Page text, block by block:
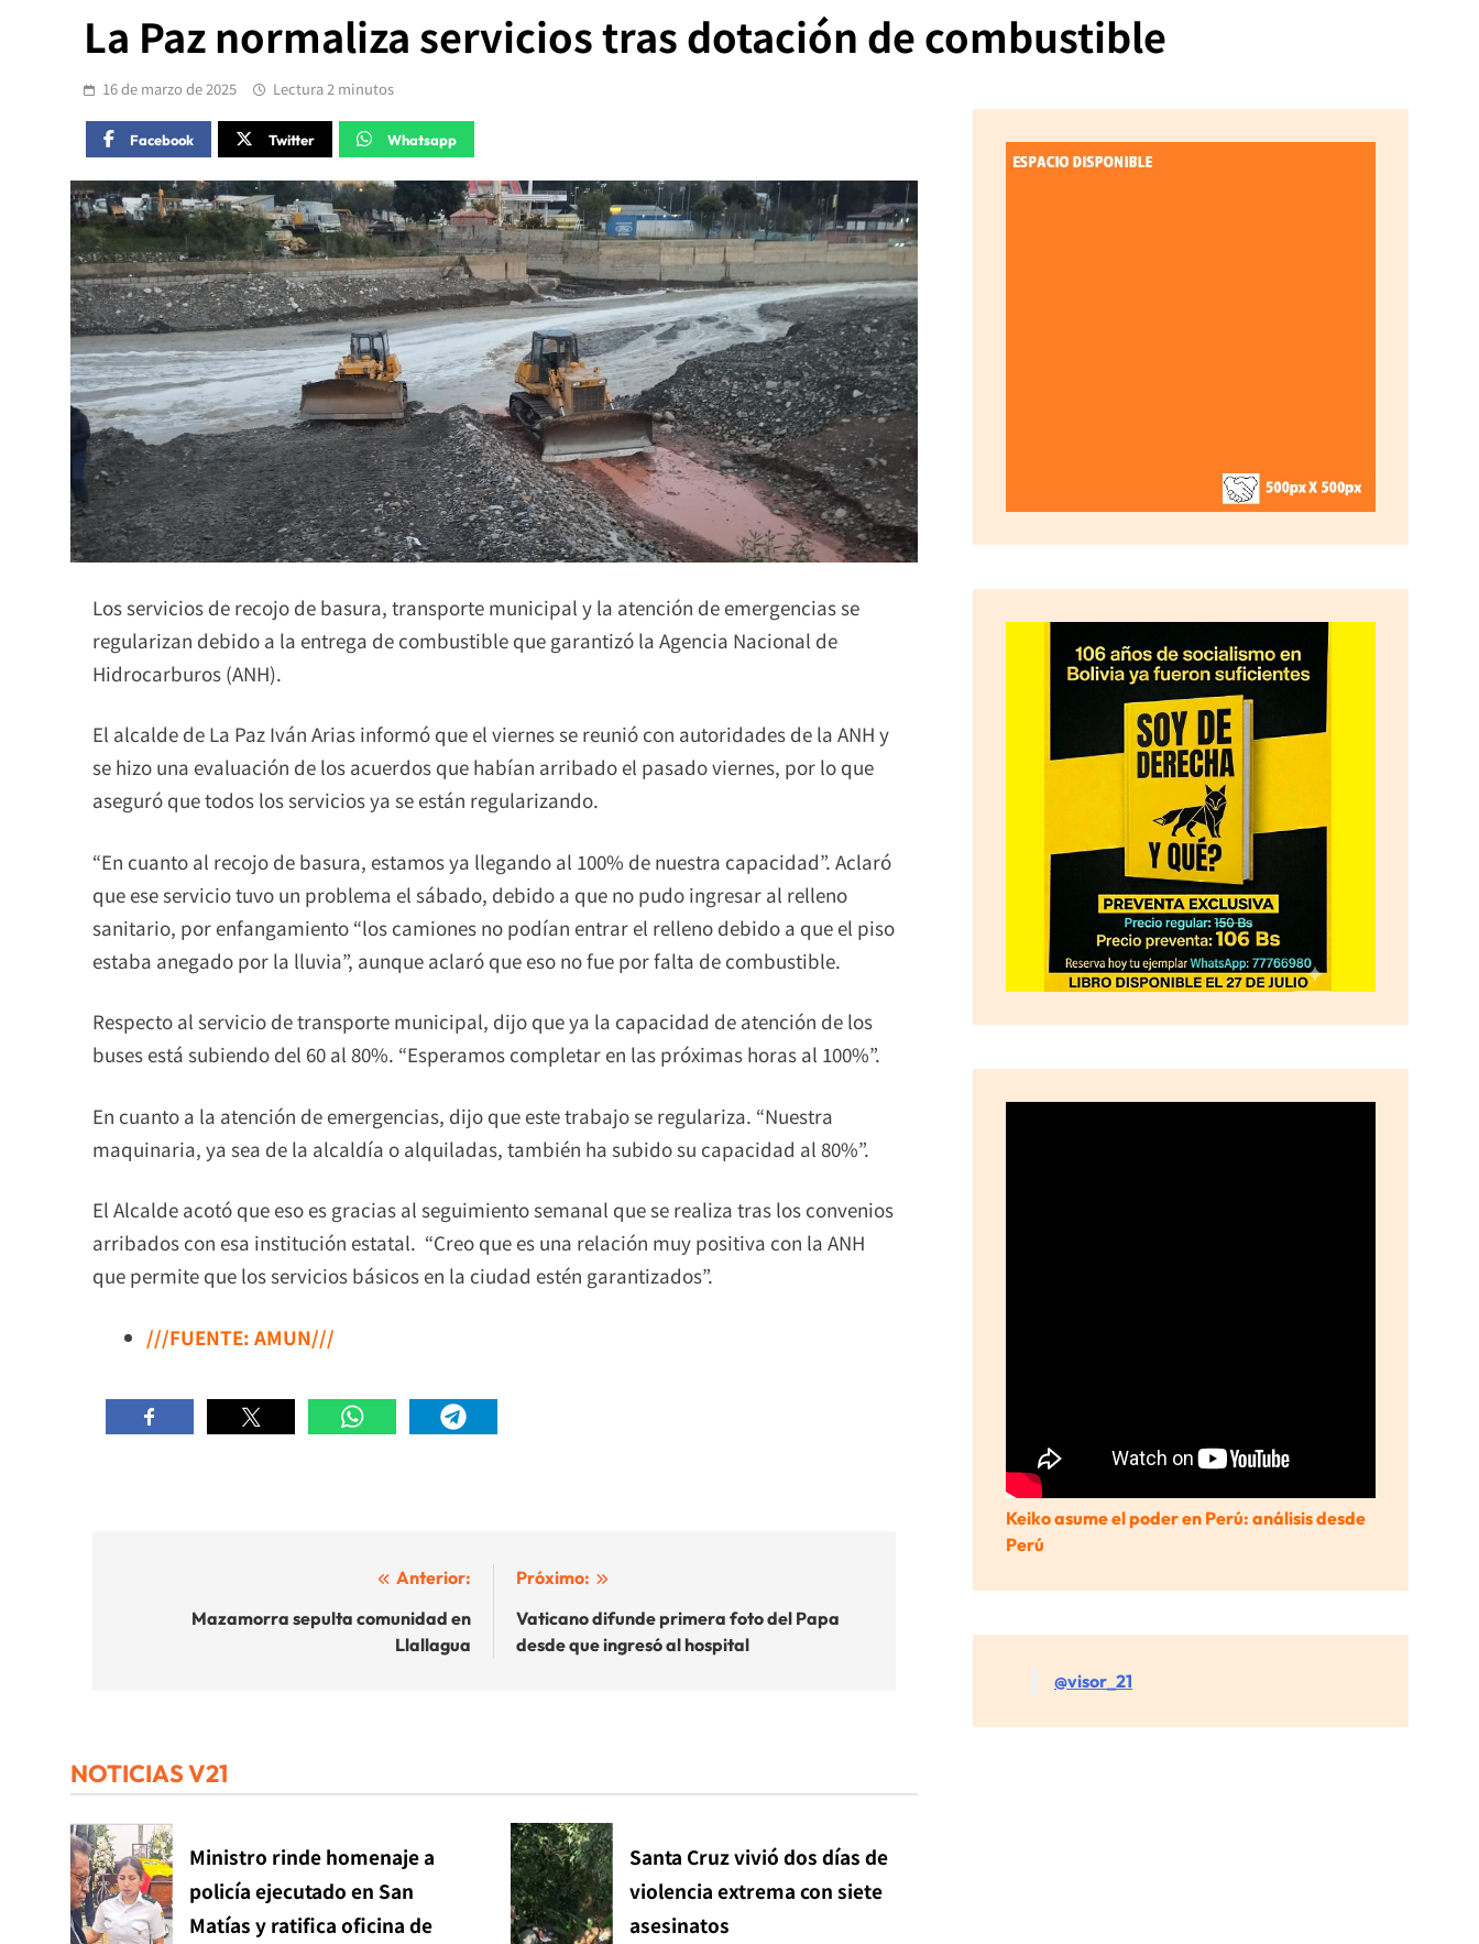
La Paz normaliza servicios tras dotación de combustible
16 de marzo de 2025 Lectura 2 minutos
Facebook Twitter Whatsapp
Los servicios de recojo de basura, transporte municipal y la atención de emergencias se
regularizan debido a la entrega de combustible que garantizó la Agencia Nacional de
Hidrocarburos (ANH).
El alcalde de La Paz Iván Arias informó que el viernes se reunió con autoridades de la ANH y
se hizo una evaluación de los acuerdos que habían arribado el pasado viernes, por lo que
aseguró que todos los servicios ya se están regularizando.
“En cuanto al recojo de basura, estamos ya llegando al 100% de nuestra capacidad”. Aclaró
que ese servicio tuvo un problema el sábado, debido a que no pudo ingresar al relleno
sanitario, por enfangamiento “los camiones no podían entrar el relleno debido a que el piso
estaba anegado por la lluvia”, aunque aclaró que eso no fue por falta de combustible.
Respecto al servicio de transporte municipal, dijo que ya la capacidad de atención de los
buses está subiendo del 60 al 80%. “Esperamos completar en las próximas horas al 100%”.
En cuanto a la atención de emergencias, dijo que este trabajo se regulariza. “Nuestra
maquinaria, ya sea de la alcaldía o alquiladas, también ha subido su capacidad al 80%”.
El Alcalde acotó que eso es gracias al seguimiento semanal que se realiza tras los convenios
arribados con esa institución estatal. “Creo que es una relación muy positiva con la ANH
que permite que los servicios básicos en la ciudad estén garantizados”.
///FUENTE: AMUN///
Anterior:
Mazamorra sepulta comunidad en
Llallagua
Próximo:
Vaticano difunde primera foto del Papa
desde que ingresó al hospital
NOTICIAS V21
Ministro rinde homenaje a
policía ejecutado en San
Matías y ratifica oficina de
Santa Cruz vivió dos días de
violencia extrema con siete
asesinatos
Keiko asume el poder en Perú: análisis desde
Perú
@visor_21